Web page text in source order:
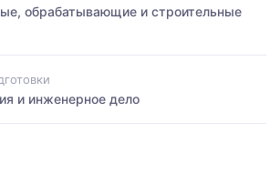
обрабатывающие и строительные
и инженерное дело